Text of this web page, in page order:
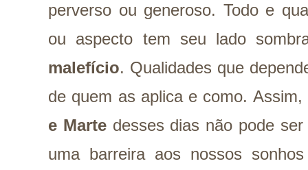
perverso ou generoso. Todo e
ou aspecto tem seu lado
malefício. Qualidades que
de quem as aplica e como.
e Martedesses dias não pode ser
uma barreira aos nossos